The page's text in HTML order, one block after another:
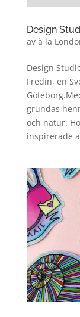
Design
av à la
Design
Fredin, en
grundas
och natur.
inspirerade